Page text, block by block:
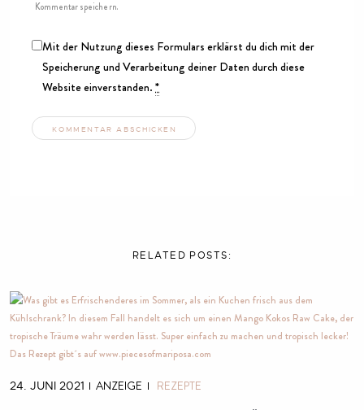
Kommentar speichern.
Mit der Nutzung dieses Formulars erklärst du dich mit der
Speicherung und Verarbeitung deiner Daten durch diese
Website einverstanden. *
RELATED POSTS:
24. JUNI 2021 ANZEIGE REZEPTE